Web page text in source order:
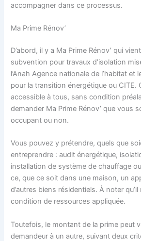
accompagner dans ce processus.
Ma Prime Rénov’
D’abord, il y a Ma Prime Rénov’ qui
subvention pour travaux d’isolation
l’Anah Agence nationale de l’habitat et
pour la transition énergétique ou CITE.
accessible à tous, sans condition
demander Ma Prime Rénov’ que vous
occupant ou non.
Vous pouvez y prétendre, quels que
entreprendre : audit énergétique,
installation de système de chauffage
ce, que ce soit dans une maison, un
d’autres biens résidentiels. À noter qu’il
condition de ressources appliquée.
Toutefois, le montant de la prime peut
demandeur à un autre, suivant deux